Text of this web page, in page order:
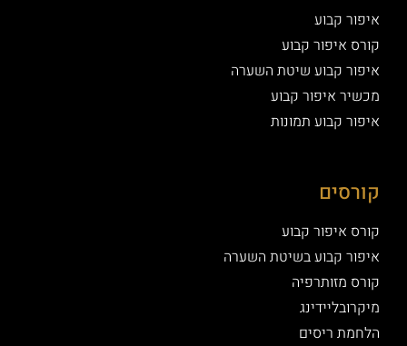
איפור קבוע
קורס איפור קבוע
איפור קבוע שיטת השערה
מכשיר איפור קבוע
איפור קבוע תמונות
קורסים
קורס איפור קבוע
איפור קבוע בשיטת השערה
קורס מזותרפיה
מיקרובליידינג
הלחמת ריסים